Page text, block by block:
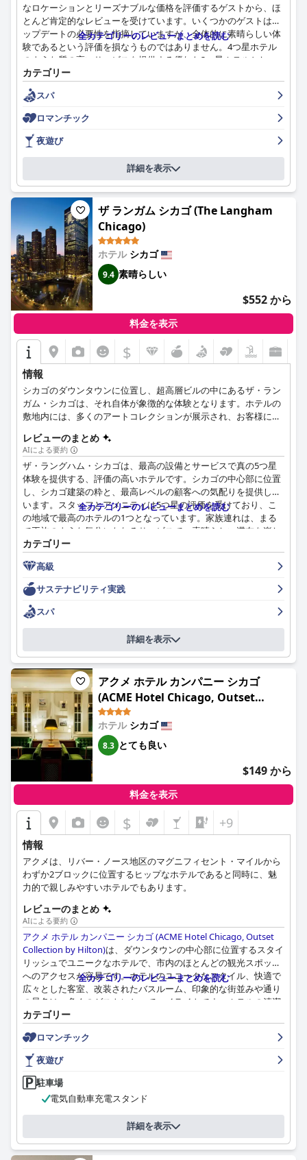
なロケーションとリーズナブルな価格を評価するゲストから、ほ
とんど肯定的なレビューを受けています。いくつかのゲストはア
ップデートの必要性を指摘していますが、全体的に素晴らしい体
験であるという評価を損なうものではありません。4つ星ホテル
のような質の高いサービスを提供する優れた3つ星ホテルとし
て、部屋に明らかな老朽化の兆候があることを認めるゲストもい
ます。一部のゲストは、ホテルの4つ星評価に疑問を投げかけ
る、ずさんな作りや汚れたエアフィルターについて言及していま
すが、それでもこのホテルはその価格に見合う価値があり、強く
推奨される宿泊施設と見なされています。
全カテゴリーのレビューまとめを読む
カテゴリー
スパ
ロマンチック
夜遊び
詳細を表示
ザ ランガム シカゴ (The Langham
Chicago)
ホテル シカゴ
9.4 素晴らしい
$552 から
料金を表示
$
情報
シカゴのダウンタウンに位置し、超高層ビルの中にあるザ・ラン
ガム・シカゴは、それ自体が象徴的な体験となります。ホテルの
敷地内には、多くのアートコレクションが展示され、お客様に楽
風景、シカゴ川、ミシガン湖の素晴らしい眺めを提供するこのホ
テルは、シカゴの贅沢な側面を体験したい旅行者にとって理想的
なホテルです。人気のランドマークに近い便利な立地と、美味し
い食事やスパ、キッズスイートやシネマスイートなどの充実した
サービスで、多くのお客様にご満足いただいています。
レビューのまとめ
AIによる要約
ザ・ラングハム・シカゴは、最高の設備とサービスで真の5つ星
体験を提供する、評価の高いホテルです。シカゴの中心部に位置
し、シカゴ建築の粋と、最高レベルの顧客への気配りを提供して
います。スタッフとアメニティは5つ星の評価を受けており、こ
の地域で最高のホテルの1つとなっています。家族連れは、まる
で王族のような気分になれるサービスで、素晴らしい滞在を楽し
めます。ラングハムは、贅沢と品格の典型であり、5つ星ホテル
の基準の頂点を代表しています。一部のゲストは5つ星ホテルに
更なる期待を寄せていますが、レビューの大多数は非常に素晴ら
しいものです。全体として、ザ・ラングハム・シカゴは、絶対的
な贅沢、美しさ、そして卓越したサービスを求める人にとって、
完璧な贅沢な休暇先です。
全カテゴリーのレビューまとめを読む
カテゴリー
高級
サステナビリティ実践
スパ
詳細を表示
アクメ ホテル カンパニー シカゴ
(ACME Hotel Chicago, Outset
Collection by Hilton)
ホテル シカゴ
8.3 とても良い
$149 から
料金を表示
$ +9
情報
アクメは、リバー・ノース地区のマグニフィセント・マイルから
わずか2ブロックに位置するヒップなホテルであると同時に、魅
力的で親しみやすいホテルでもあります。
レビューのまとめ
AIによる要約
アクメ ホテル カンパニー シカゴ (ACME Hotel Chicago, Outset
Collection by Hilton)は、ダウンタウンの中心部に位置するスタイ
リッシュでユニークなホテルで、市内のほとんどの観光スポット
へのアクセスが容易です。ホテルのユニークなスタイル、快適で
広々とした客室、改装されたバスルーム、印象的な街並みや通り
の景色は、多くのゲストにとってハイライトです。ホテルの清潔
さはばらつきがあり、スタッフの対応に賛否両論あるものの、親
切でフレンドリーなサービスは間違いなくプラスです。ホテルの
周辺には活気に満ちたエキサイティングなナイトライフがあり、
近くにはたくさんのバーやレストランがあります。全体として、
ゲストはホテルの絶好のロケーション、クールな雰囲気、快適な
ベッドを気に入っており、シカゴでのシティブレイクをお探しの
方には理想的な場所です。
全カテゴリーのレビューまとめを読む
カテゴリー
ロマンチック
夜遊び
駐車場
電気自動車充電スタンド
詳細を表示